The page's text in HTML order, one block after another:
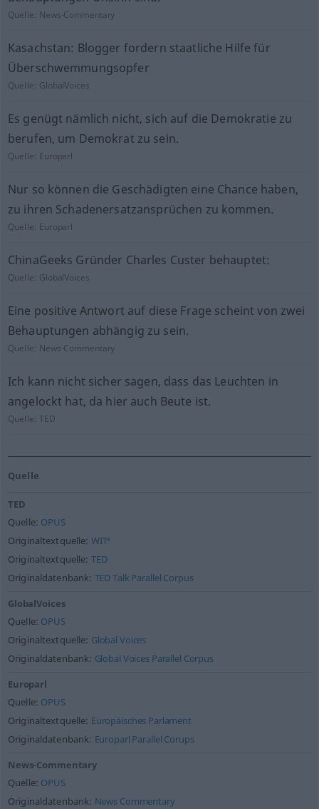
Quelle: News-Commentary
Kasachstan: Blogger fordern staatliche Hilfe für
Überschwemmungsopfer
Quelle: GlobalVoices
Es genügt nämlich nicht, sich auf die Demokratie zu
berufen, um Demokrat zu sein.
Quelle: Europarl
Nur so können die Geschädigten eine Chance haben,
zu ihren Schadenersatzansprüchen zu kommen.
Quelle: Europarl
ChinaGeeks Gründer Charles Custer behauptet:
Quelle: GlobalVoices
Eine positive Antwort auf diese Frage scheint von zwei
Behauptungen abhängig zu sein.
Quelle: News-Commentary
Ich kann nicht sicher sagen, dass das Leuchten in
angelockt hat, da hier auch Beute ist.
Quelle:TED
Quelle
TED
Quelle: OPUS
Originaltextquelle: WIT³
Originaltextquelle: TED
Originaldatenbank: TED Talk Parallel Corpus
GlobalVoices
Quelle: OPUS
Originaltextquelle: Global Voices
Originaldatenbank: Global Voices Parallel Corpus
Europarl
Quelle: OPUS
Originaltextquelle: Europäisches Parlament
Originaldatenbank: Europarl Parallel Corups
News-Commentary
Quelle: OPUS
Originaldatenbank: News Commentary